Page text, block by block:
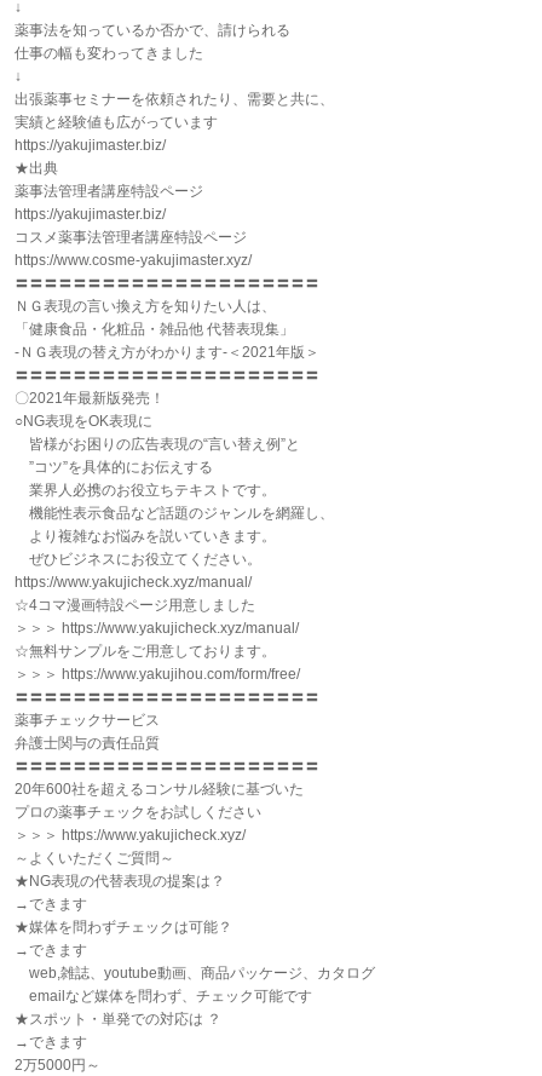
↓
薬事法を知っているか否かで、請けられる
仕事の幅も変わってきました
↓
出張薬事セミナーを依頼されたり、需要と共に、
実績と経験値も広がっています
https://yakujimaster.biz/
★出典
薬事法管理者講座特設ページ
https://yakujimaster.biz/
コスメ薬事法管理者講座特設ページ
https://www.cosme-yakujimaster.xyz/
〓〓〓〓〓〓〓〓〓〓〓〓〓〓〓〓〓〓〓〓〓
ＮＧ表現の言い換え方を知りたい人は、
「健康食品・化粧品・雑品他 代替表現集」
-ＮＧ表現の替え方がわかります-＜2021年版＞
〓〓〓〓〓〓〓〓〓〓〓〓〓〓〓〓〓〓〓〓〓
〇2021年最新版発売！
○NG表現をOK表現に
皆様がお困りの広告表現の“言い替え例”と
”コツ”を具体的にお伝えする
業界人必携のお役立ちテキストです。
機能性表示食品など話題のジャンルを網羅し、
より複雑なお悩みを説いていきます。
ぜひビジネスにお役立てください。
https://www.yakujicheck.xyz/manual/
☆4コマ漫画特設ページ用意しました
＞＞＞ https://www.yakujicheck.xyz/manual/
☆無料サンプルをご用意しております。
＞＞＞ https://www.yakujihou.com/form/free/
〓〓〓〓〓〓〓〓〓〓〓〓〓〓〓〓〓〓〓〓〓
薬事チェックサービス
弁護士関与の責任品質
〓〓〓〓〓〓〓〓〓〓〓〓〓〓〓〓〓〓〓〓〓
20年600社を超えるコンサル経験に基づいた
プロの薬事チェックをお試しください
＞＞＞ https://www.yakujicheck.xyz/
～よくいただくご質問～
★NG表現の代替表現の提案は？
→できます
★媒体を問わずチェックは可能？
→できます
web,雑誌、youtube動画、商品パッケージ、カタログ
emailなど媒体を問わず、チェック可能です
★スポット・単発での対応は ？
→できます
2万5000円～